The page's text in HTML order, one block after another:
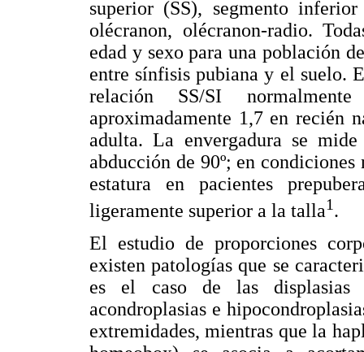
superior (SS), segmento
olécranon, olécranon-radio.
edad y sexo para una población
entre sínfisis pubiana y el suelo.
relación SS/SI
aproximadamente 1,7 en recién
adulta. La envergadura se
abducción de 90º; en
estatura en pacientes
ligeramente superior a la talla1.
El estudio de proporciones
existen patologías que se
es el caso de las displasias
acondroplasias e
extremidades, mientras que la